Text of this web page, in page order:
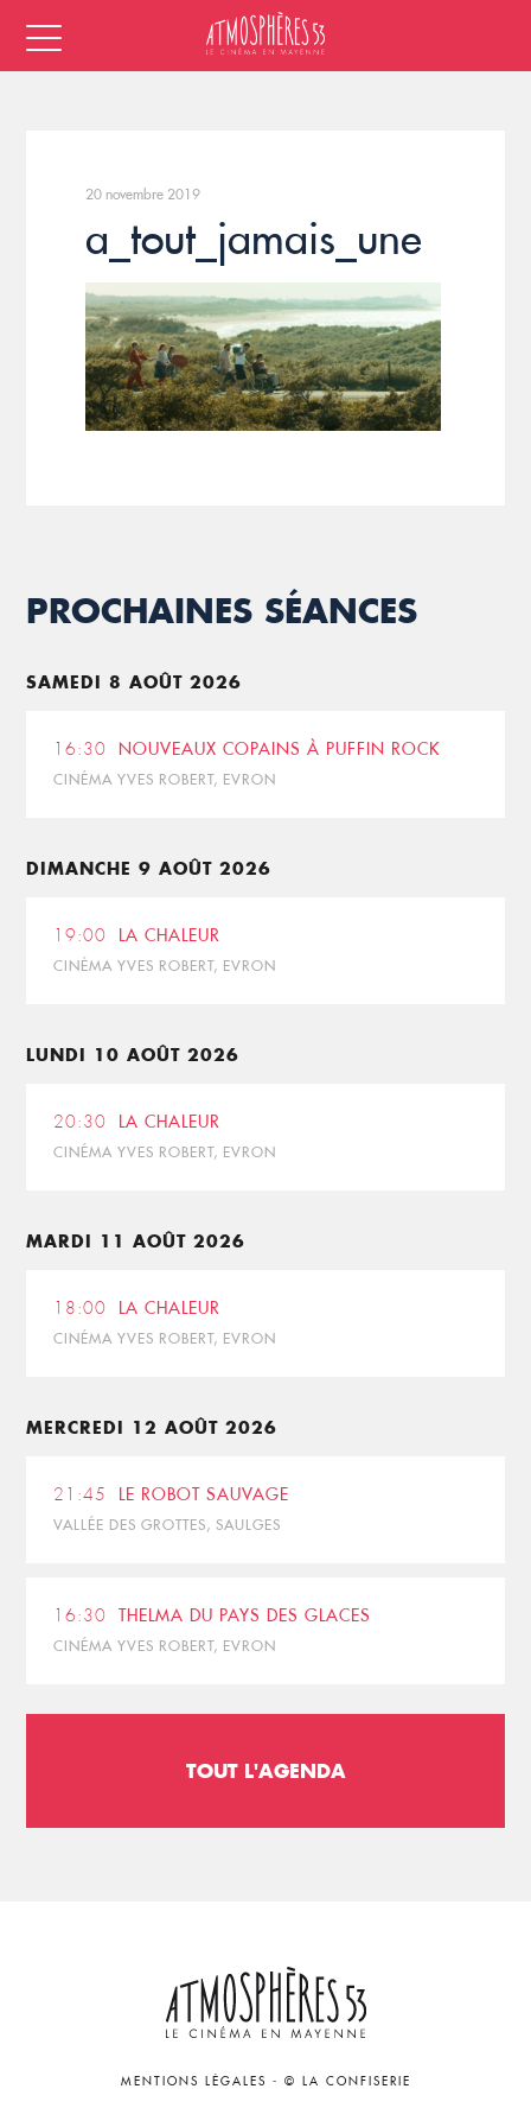
20 novembre 2019
a_tout_jamais_une
PROCHAINES SÉANCES
SAMEDI 8 AOÛT 2026
16:30 NOUVEAUX COPAINS À PUFFIN ROCK
CINÉMA YVES ROBERT, EVRON
DIMANCHE 9 AOÛT 2026
19:00 LA CHALEUR
CINÉMA YVES ROBERT, EVRON
LUNDI 10 AOÛT 2026
20:30 LA CHALEUR
CINÉMA YVES ROBERT, EVRON
MARDI 11 AOÛT 2026
18:00 LA CHALEUR
CINÉMA YVES ROBERT, EVRON
MERCREDI 12 AOÛT 2026
21:45 LE ROBOT SAUVAGE
VALLÉE DES GROTTES, SAULGES
16:30 THELMA DU PAYS DES GLACES
CINÉMA YVES ROBERT, EVRON
TOUT L'AGENDA
MENTIONS LÉGALES - © LA CONFISERIE